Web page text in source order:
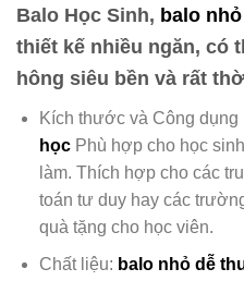
Balo Học Sinh, balo
thiết kế nhiều ngăn, có
hông siêu bền và rất
Kích thước và Công dụng
họcPhù hợp cho học
làm. Thích hợp cho các
toán tư duy hay các
quà tặng cho học viên.
Chất liệu: balo nhỏ dễ